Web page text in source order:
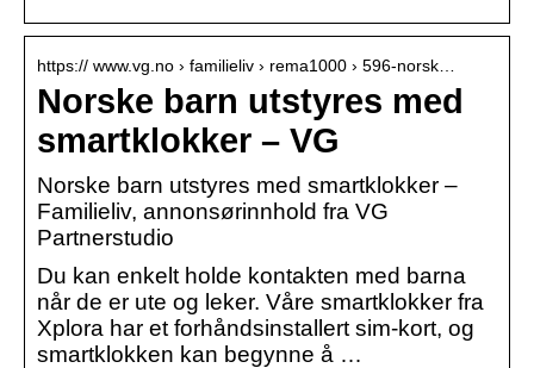
https:// www.vg.no › familieliv › rema1000 › 596-norsk…
Norske barn utstyres med
smartklokker – VG
Norske barn utstyres med smartklokker –
Familieliv, annonsørinnhold fra VG
Partnerstudio
Du kan enkelt holde kontakten med barna
når de er ute og leker. Våre smartklokker fra
Xplora har et forhåndsinstallert sim-kort, og
smartklokken kan begynne å …